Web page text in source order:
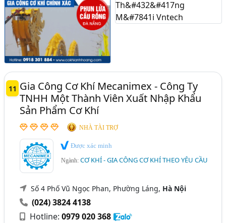
11 Gia Công Cơ Khí Mecanimex - Công Ty
TNHH Một Thành Viên Xuất Nhập Khẩu
Sản Phẩm Cơ Khí
NHÀ TÀI TRỢ
Được xác minh
Ngành:CƠ KHÍ - GIA CÔNG CƠ KHÍ THEO YÊU CẦU
Số 4 Phố Vũ Ngọc Phan, Phường Láng, Hà Nội
(024) 3824 4138
Hotline:0979 020 368